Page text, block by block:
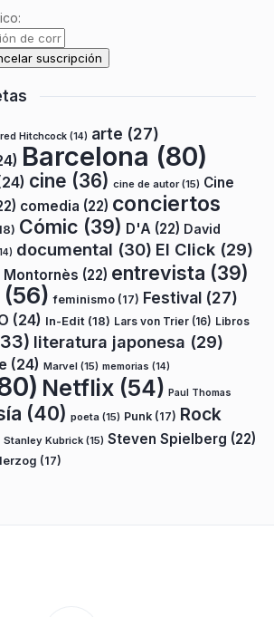
Hitchcock (14) arte (27)
Barcelona (80)
cine (36) cine de autor(15) Cine
comedia (22) conciertos
Cómic (39) D'A (22) David
documental (30) El Click (29)
Montornès (22) entrevista (39)
(56) feminismo (17) Festival (27)
(24) In-Edit (18) Lars von Trier (16) Libros
literatura japonesa (29)
(24) Marvel (15) memorias (14)
Netflix (54) Paul Thomas
(40) poeta (15) Punk (17) Rock
Stanley Kubrick (15) Steven Spielberg (22)
(17)